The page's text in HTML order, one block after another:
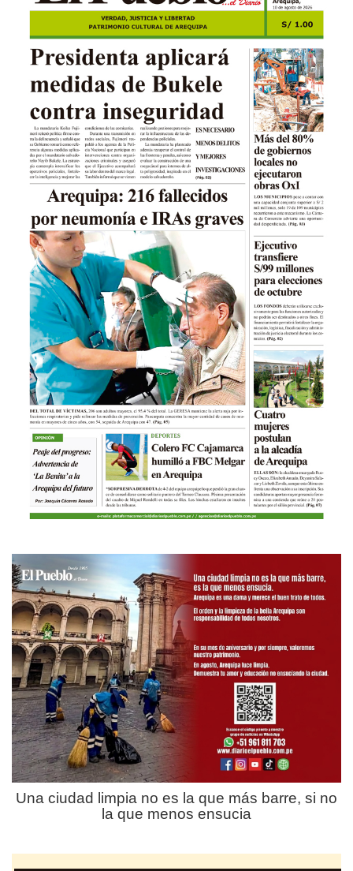
Una ciudad limpia no es la que más barre, si no
la que menos ensucia